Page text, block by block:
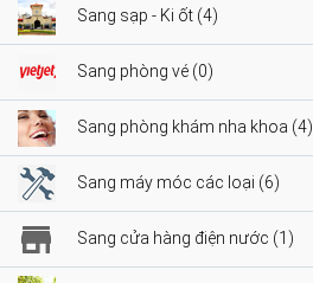
Sang sạp - Ki ốt (4)
Sang phòng vé (0)
Sang phòng khám nha khoa (4)
Sang máy móc các loại (6)
Sang cửa hàng điện nước (1)